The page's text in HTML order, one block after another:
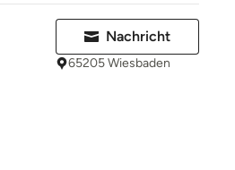
Nachricht
65205 Wiesbaden